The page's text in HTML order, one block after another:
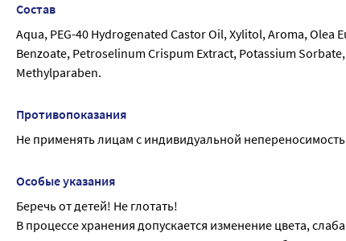
Состав
Aqua, PEG-40 Hydrogenated Castor Oil, Xylitol, Aroma,
Benzoate, Petroselinum Crispum Extract, Potassium
Methylparaben.
Противопоказания
Не применять лицам с индивидуальной
Особые указания
Беречь от детей! Не глотать!
В процессе хранения допускается изменение цвета,